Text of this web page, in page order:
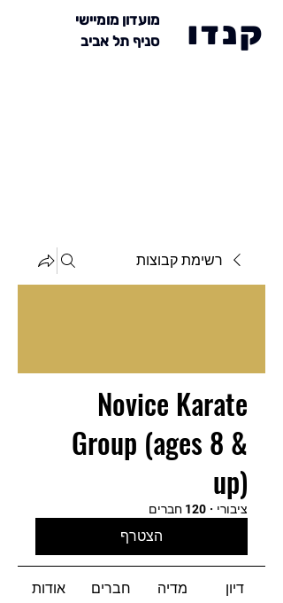
מועדון מומיישי
סניף תל אביב
קנדו
רשימת קבוצות
Novice Karate
Group (ages 8 &
up)
ציבורי · 120 חברים
הצטרף
דיון מדיה חברים אודות